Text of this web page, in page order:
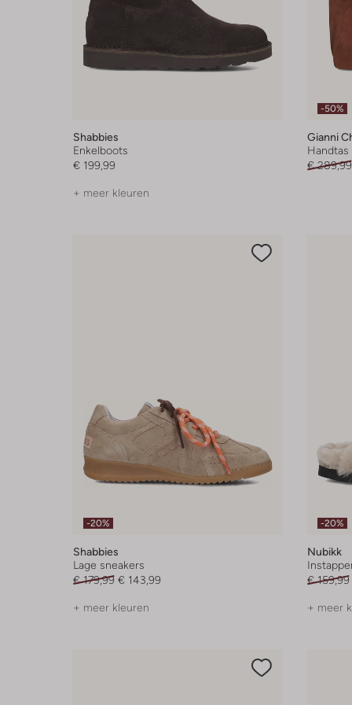
Shabbies
Enkelboots
€ 199,99
+ meer kleuren
-50%
Gianni
Handtas
€ 289,99
-20%
Shabbies
Lage sneakers
€ 179,99 € 143,99
+ meer kleuren
-20%
Nubikk
€ 159,99
+ meer